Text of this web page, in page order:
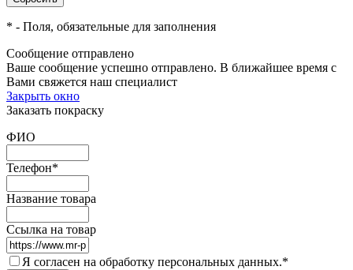
* - Поля, обязательные для заполнения
Сообщение отправлено
Ваше сообщение успешно отправлено. В ближайшее время с
Вами свяжется наш специалист
Закрыть окно
Заказать покраску
ФИО
Телефон*
Название товара
Ссылка на товар
Я согласен на обработку персональных данных.*